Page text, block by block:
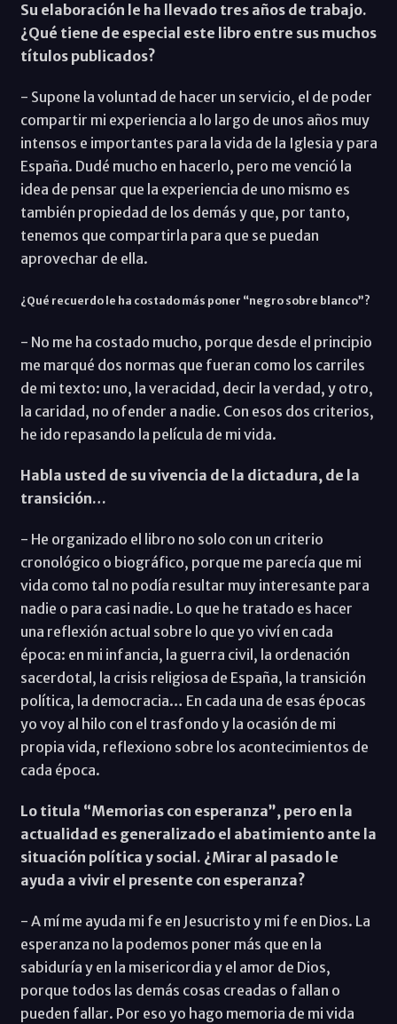
Su elaboración le ha llevado tres años de trabajo.
¿Qué tiene de especial este libro entre sus muchos
títulos publicados?
- Supone la voluntad de hacer un servicio, el de poder
compartir mi experiencia a lo largo de unos años muy
intensos e importantes para la vida de la Iglesia y para
España. Dudé mucho en hacerlo, pero me venció la
idea de pensar que la experiencia de uno mismo es
también propiedad de los demás y que, por tanto,
tenemos que compartirla para que se puedan
aprovechar de ella.
¿Qué recuerdo le ha costado más poner “negro sobre blanco”?
- No me ha costado mucho, porque desde el principio
me marqué dos normas que fueran como los carriles
de mi texto: uno, la veracidad, decir la verdad, y otro,
la caridad, no ofender a nadie. Con esos dos criterios,
he ido repasando la película de mi vida.
Habla usted de su vivencia de la dictadura, de la
transición…
- He organizado el libro no solo con un criterio
cronológico o biográfico, porque me parecía que mi
vida como tal no podía resultar muy interesante para
nadie o para casi nadie. Lo que he tratado es hacer
una reflexión actual sobre lo que yo viví en cada
época: en mi infancia, la guerra civil, la ordenación
sacerdotal, la crisis religiosa de España, la transición
política, la democracia… En cada una de esas épocas
yo voy al hilo con el trasfondo y la ocasión de mi
propia vida, reflexiono sobre los acontecimientos de
cada época.
Lo titula “Memorias con esperanza”, pero en la
actualidad es generalizado el abatimiento ante la
situación política y social. ¿Mirar al pasado le
ayuda a vivir el presente con esperanza?
- A mí me ayuda mi fe en Jesucristo y mi fe en Dios. La
esperanza no la podemos poner más que en la
sabiduría y en la misericordia y el amor de Dios,
porque todos las demás cosas creadas o fallan o
pueden fallar. Por eso yo hago memoria de mi vida